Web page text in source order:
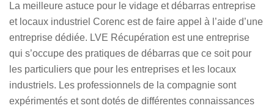
La meilleure astuce pour le vidage et débarras entreprise
et locaux industriel Corenc est de faire appel à l’aide d’une
entreprise dédiée. LVE Récupération est une entreprise
qui s’occupe des pratiques de débarras que ce soit pour
les particuliers que pour les entreprises et les locaux
industriels. Les professionnels de la compagnie sont
expérimentés et sont dotés de différentes connaissances